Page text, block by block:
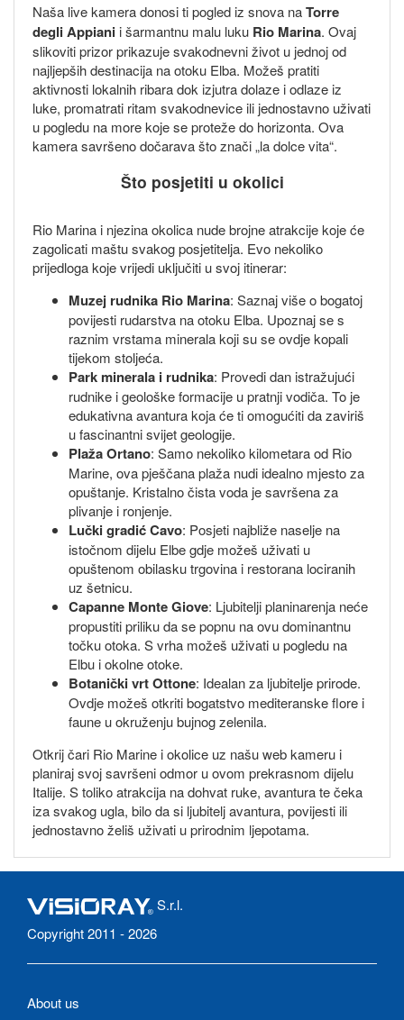
Naša live kamera donosi ti pogled iz snova naTorre
degli Appiani i šarmantnu malu luku Rio Marina. Ovaj
slikoviti prizor prikazuje svakodnevni život u jednoj od
najljepših destinacija na otoku Elba. Možeš pratiti
aktivnosti lokalnih ribara dok izjutra dolaze i odlaze iz
luke, promatrati ritam svakodnevice ili jednostavno uživati
u pogledu na more koje se proteže do horizonta. Ova
kamera savršeno dočarava što znači „la dolce vita“.
Što posjetiti u okolici
Rio Marina i njezina okolica nude brojne atrakcije koje će
zagolicati maštu svakog posjetitelja. Evo nekoliko
prijedloga koje vrijedi uključiti u svoj itinerar:
Muzej rudnika Rio Marina: Saznaj više o bogatoj
povijesti rudarstva na otoku Elba. Upoznaj se s
raznim vrstama minerala koji su se ovdje kopali
tijekom stoljeća.
Park minerala i rudnika: Provedi dan istražujući
rudnike i geološke formacije u pratnji vodiča. To je
edukativna avantura koja će ti omogućiti da zaviriš
u fascinantni svijet geologije.
Plaža Ortano: Samo nekoliko kilometara od Rio
Marine, ova pješčana plaža nudi idealno mjesto za
opuštanje. Kristalno čista voda je savršena za
plivanje i ronjenje.
Lučki gradić Cavo: Posjeti najbliže naselje na
istočnom dijelu Elbe gdje možeš uživati u
opuštenom obilasku trgovina i restorana lociranih
uz šetnicu.
Capanne Monte Giove: Ljubitelji planinarenja neće
propustiti priliku da se popnu na ovu dominantnu
točku otoka. S vrha možeš uživati u pogledu na
Elbu i okolne otoke.
Botanički vrt Ottone: Idealan za ljubitelje prirode.
Ovdje možeš otkriti bogatstvo mediteranske flore i
faune u okruženju bujnog zelenila.
Otkrij čari Rio Marine i okolice uz našu web kameru i
planiraj svoj savršeni odmor u ovom prekrasnom dijelu
Italije. S toliko atrakcija na dohvat ruke, avantura te čeka
iza svakog ugla, bilo da si ljubitelj avantura, povijesti ili
jednostavno želiš uživati u prirodnim ljepotama.
S.r.l.
Copyright 2011 - 2026
About us